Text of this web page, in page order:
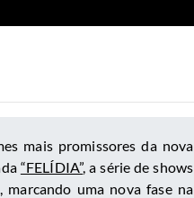
mais promissores da nova
“FELÍDIA”, a série de shows
uma nova fase na